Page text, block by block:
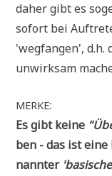
daher gibt es
sofort bei
'weg­fan­gen', d.h.
unwirk­sam
MERKE:
Es gibt kei­ne
ben - das ist
nann­ter